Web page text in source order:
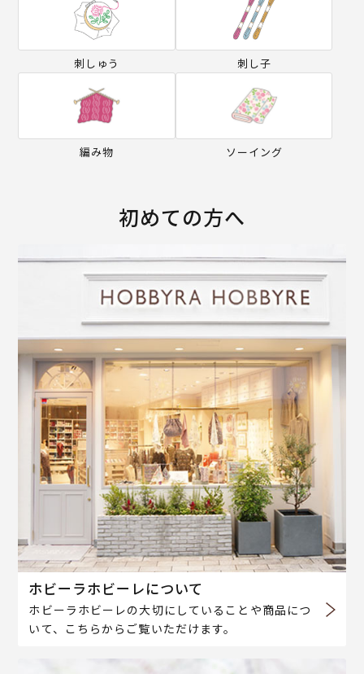
刺しゅう 刺し子
編み物 ソーイング
初めての方へ
ホビーラホビーレについて
ホビーラホビーレの大切にしていることや商品につ
いて、こちらからご覧いただけます。